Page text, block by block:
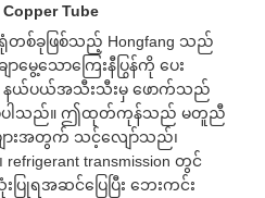
Tube
တစ်ခုဖြစ်သည့် Hongfang သည်
မွေ့သောကြေးနီပြွန်ကို ပေး
နယ်ပယ်အသီးသီးမှ ဖောက်သည်
ရွက်ခဲ့ပါသည်။ ဤထုတ်ကုန်သည် မတူညီ
ျားအတွက် သင့်လျော်သည်၊
transmission တွင်
ပြုရအဆင်ပြေပြီး ဘေးကင်း